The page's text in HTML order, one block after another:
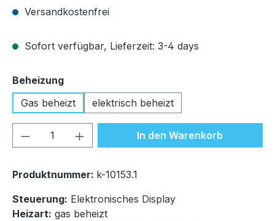
Versandkostenfrei
Sofort verfügbar, Lieferzeit: 3-4 days
Beheizungauswählen
Gas beheizt
elektrisch beheizt
Produkt Anzahl: Gib denIn den Warenkorb
Produktnummer: k-10153.1
Steuerung: Elektronisches Display
Heizart: gas beheizt